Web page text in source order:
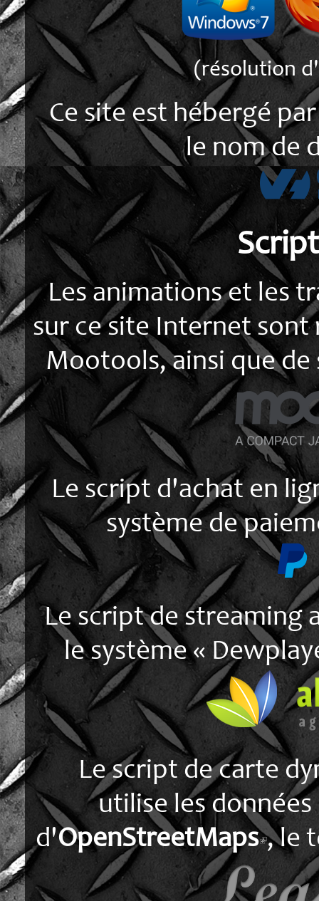
(résolution
Ce site est hébergé
le nom de
Les animations et les
sur ce site Internet sont
Mootools, ainsi que
Le script d'achat en
système de
Le script de streaming
le système «
Le script de carte
utilise les
d'OpenStreetMaps , le